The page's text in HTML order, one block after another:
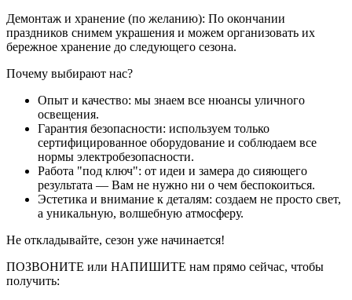
Демонтаж и хранение (по желанию): По окончании
праздников снимем украшения и можем организовать их
бережное хранение до следующего сезона.
Почему выбирают нас?
Опыт и качество: мы знаем все нюансы уличного
освещения.
Гарантия безопасности: используем только
сертифицированное оборудование и соблюдаем все
нормы электробезопасности.
Работа "под ключ": от идеи и замера до сияющего
результата — Вам не нужно ни о чем беспокоиться.
Эстетика и внимание к деталям: создаем не просто свет,
а уникальную, волшебную атмосферу.
Не откладывайте, сезон уже начинается!
ПОЗВОНИТЕ или НАПИШИТЕ нам прямо сейчас, чтобы
получить: